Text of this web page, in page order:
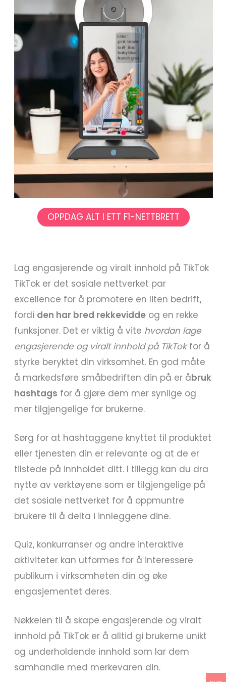
OPPDAG ALT I ETT F1-NETTBRETT
Lag engasjerende og viralt innhold på TikTok
TikTok er det sosiale nettverket par
excellence for å promotere en liten bedrift,
fordi den har bred rekkevidde og en rekke
funksjoner. Det er viktig å vite hvordan lage
engasjerende og viralt innhold på TikTokfor å
styrke beryktet din virksomhet. En god måte
å markedsføre småbedriften din på er åbruk
hashtags for å gjøre dem mer synlige og
mer tilgjengelige for brukerne.
Sørg for at hashtaggene knyttet til produktet
eller tjenesten din er relevante og at de er
tilstede på innholdet ditt. I tillegg kan du dra
nytte av verktøyene som er tilgjengelige på
det sosiale nettverket for å oppmuntre
brukere til å delta i innleggene dine.
Quiz, konkurranser og andre interaktive
aktiviteter kan utformes for å interessere
publikum i virksomheten din og øke
engasjementet deres.
Nøkkelen til å skape engasjerende og viralt
innhold på TikTok er å alltid gi brukerne unikt
og underholdende innhold som lar dem
samhandle med merkevaren din.